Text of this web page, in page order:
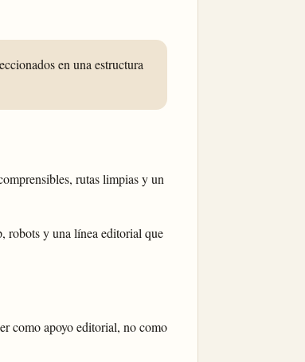
en una estructura
rutas limpias y un
robots y una línea editorial que
como apoyo editorial, no como